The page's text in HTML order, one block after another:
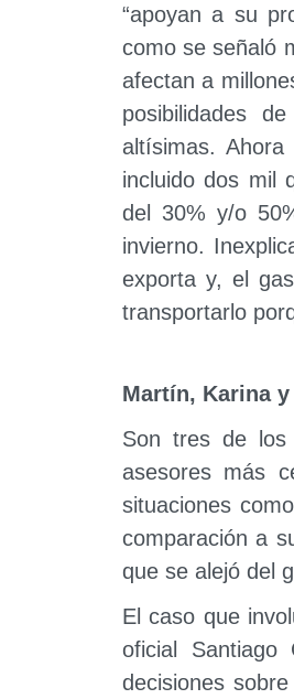
“apoyan a su
como se señaló
afectan a
posibilidades
altísimas.
incluido dos mil
del 30% y/o
invierno.
exporta y, el
transportarlo
Martín, Karina
Son tres de los
asesores más
situaciones
comparación a
que se alejó del
El caso que
oficial
decisiones